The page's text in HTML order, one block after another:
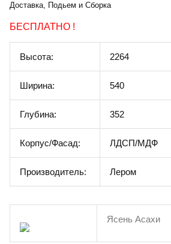
Доставка, Подьем и Сборка
БЕСПЛАТНО !
Высота: 2264
Ширина: 540
Глубина: 352
Корпус/Фасад: ЛДСП/МДФ
Производитель: Лером
Ясень Асахи